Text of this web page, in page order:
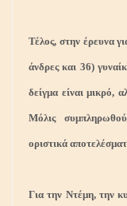
Τέλος, στην έρευνα
άνδρες και 36)
δείγμα είναι μικρό,
Μόλις
οριστικά
Για την Ντέμη, την